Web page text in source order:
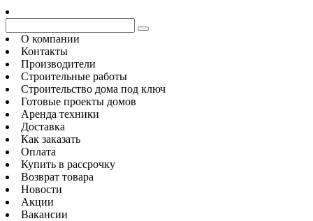
О компании
Контакты
Производители
Строительные работы
Строительство дома под ключ
Готовые проекты домов
Аренда техники
Доставка
Как заказать
Оплата
Купить в рассрочку
Возврат товара
Новости
Акции
Вакансии